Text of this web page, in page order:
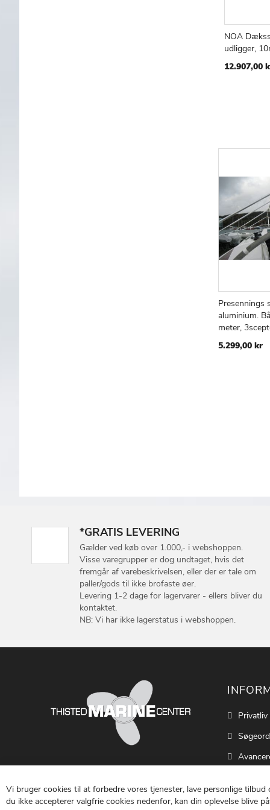
TIL
NOA
udligger,
12.907,00
Læg i
Presennings
aluminium.
meter,
5.299,00 kr
*GRATIS LEVERING
Gælder ved køb over 1.000,- i webshoppen.
Visse varegrupper er dog undtaget, hvis det
fremgår af varebeskrivelsen, eller der er tale om
paller/gods til ikke brofaste øer.
Levering 1-2 dage for lagervarer - ellers bliver du
kontaktet.
NB: Vi har ikke lagerstatus i webshoppen.
Søgeord
Kontakt
Vi bruger cookies til at forbedre vores tjenester, lave personlige tilbud
du ikke accepterer valgfrie cookies nedenfor, kan din oplevelse blive